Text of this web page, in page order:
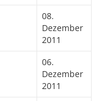
08.
Dezember
2011
06.
Dezember
2011